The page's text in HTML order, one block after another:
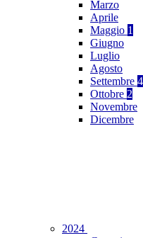
Marzo
Aprile
Maggio 1
Giugno
Luglio
Agosto
Settembre 4
Ottobre 2
Novembre
Dicembre
2024